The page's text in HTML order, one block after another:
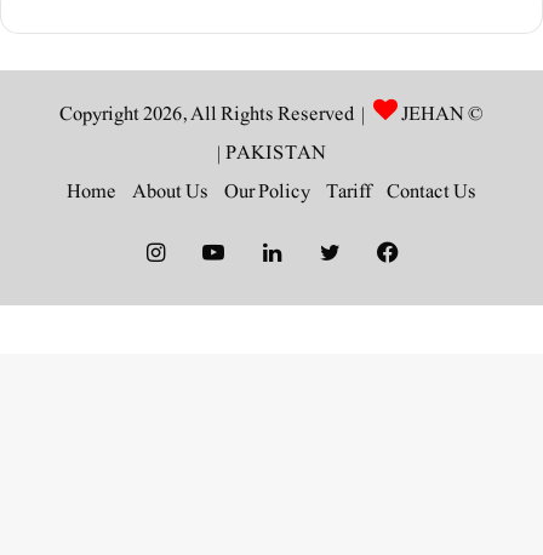
© Copyright 2026, All Rights Reserved |
JEHAN
PAKISTAN
|
Contact Us
Tariff
Our Policy
About Us
Home
Facebook
Twitter
LinkedIn
YouTube
Instagram